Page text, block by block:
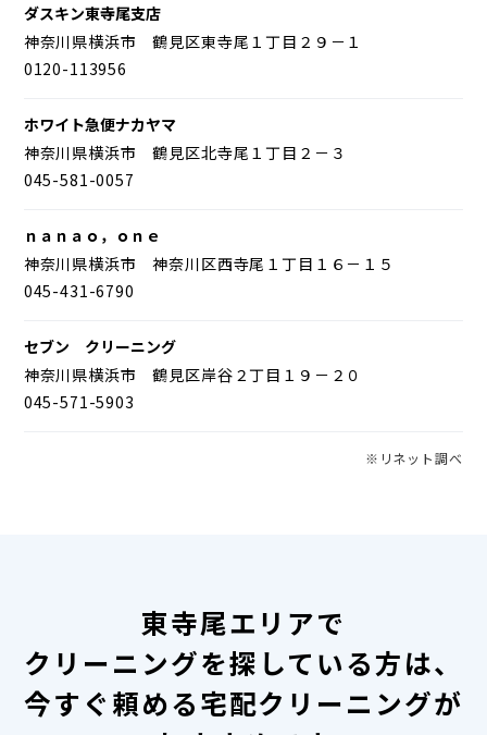
ダスキン東寺尾支店
神奈川県横浜市 鶴見区東寺尾１丁目２９－１
0120-113956
ホワイト急便ナカヤマ
神奈川県横浜市 鶴見区北寺尾１丁目２－３
045-581-0057
ｎａｎａｏ，ｏｎｅ
神奈川県横浜市 神奈川区西寺尾１丁目１６－１５
045-431-6790
セブン クリーニング
神奈川県横浜市 鶴見区岸谷２丁目１９－２０
045-571-5903
※リネット調べ
東寺尾エリアで
クリーニングを探している方は、
今すぐ頼める宅配クリーニングが